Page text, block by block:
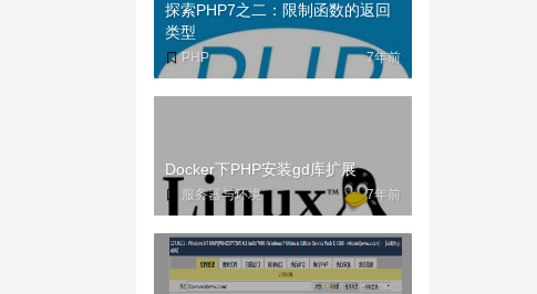
探索PHP7之二：限制函数的返回
类型
PHP 7年前
Docker下PHP安装gd库扩展
服务器与环境 7年前